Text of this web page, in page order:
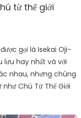
từ thế giới
gọi là Isekai Oji-
lưu hay nhất và với
nhau, nhưng chúng
Chú Từ Thế Giới